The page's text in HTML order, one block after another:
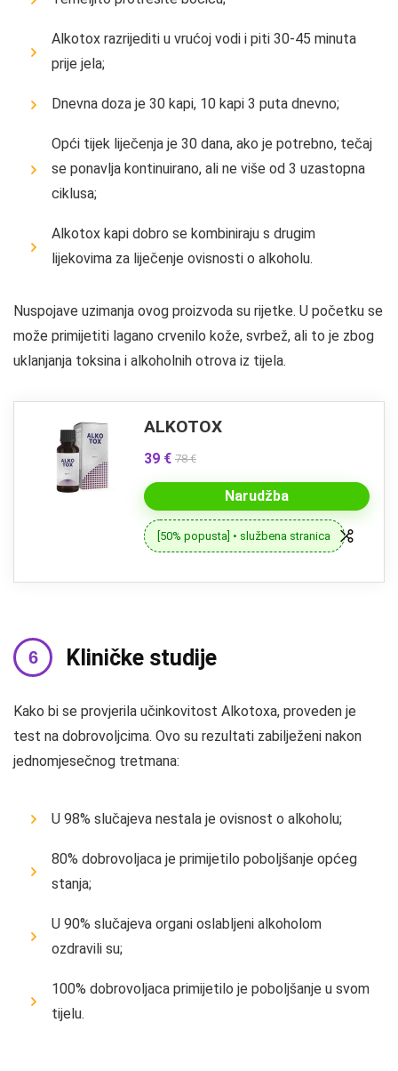
Alkotox razrijediti u vrućoj vodi i piti 30-45 minuta
prije jela;
Dnevna doza je 30 kapi, 10 kapi 3 puta dnevno;
Opći tijek liječenja je 30 dana, ako je potrebno, tečaj
se ponavlja kontinuirano, ali ne više od 3 uzastopna
ciklusa;
Alkotox kapi dobro se kombiniraju s drugim
lijekovima za liječenje ovisnosti o alkoholu.
Nuspojave uzimanja ovog proizvoda su rijetke. U početku se
može primijetiti lagano crvenilo kože, svrbež, ali to je zbog
uklanjanja toksina i alkoholnih otrova iz tijela.
ALKOTOX
39 € 78 €
Narudžba
[50% popusta] • službena stranica
Kliničke studije
Kako bi se provjerila učinkovitost Alkotoxa, proveden je
test na dobrovoljcima. Ovo su rezultati zabilježeni nakon
jednomjesečnog tretmana:
U 98% slučajeva nestala je ovisnost o alkoholu;
80% dobrovoljaca je primijetilo poboljšanje općeg
stanja;
U 90% slučajeva organi oslabljeni alkoholom
ozdravili su;
100% dobrovoljaca primijetilo je poboljšanje u svom
tijelu.